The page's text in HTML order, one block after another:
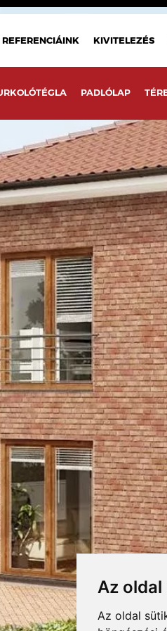
Az
Az oldal
REFERENCIÁINK KIVITELEZÉS
PADLÓLAP
LETÖLTÉSEK
KIEGÉSZÍTŐK
felületű, szabálytalan élű
DOBOZOLÁS
RAKLAPTÖMEG
DARABSÚLY
DOBOZ / RAKLAP
DARAB / RAKLAP